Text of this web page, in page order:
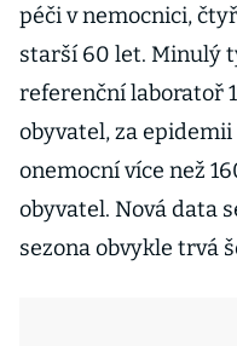
péči v nemocnici,
starší 60 let. Minulý
referenční laboratoř
obyvatel, za
onemocní více než
obyvatel. Nová data
sezona obvykle trvá